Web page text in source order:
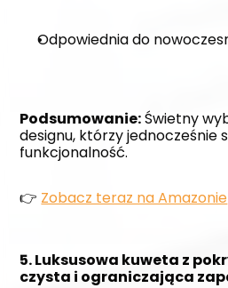
Odpowiednia do
Podsumowanie: Świetny
designu, którzy jednocześnie
funkcjonalność.
👉 Zobacz teraz na Amazonie
5. Luksusowa kuweta z
czysta i ograniczająca